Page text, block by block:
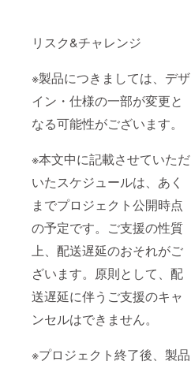
リスク&チャレンジ
※製品につきましては、デザ
イン・仕様の一部が変更と
なる可能性がございます。
※本文中に記載させていただ
いたスケジュールは、あく
までプロジェクト公開時点
の予定です。ご支援の性質
上、配送遅延のおそれがご
ざいます。原則として、配
送遅延に伴うご支援のキャ
ンセルはできません。
※プロジェクト終了後、製品